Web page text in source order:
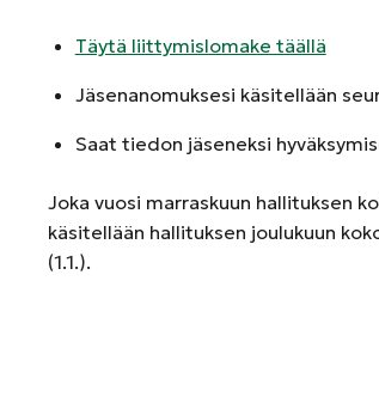
Täytä liittymislomake täällä
Jäsenanomuksesi käsitellään
Saat tiedon jäseneksi
Joka vuosi marraskuun hallituksen
käsitellään hallituksen joulukuun
(1.1.).